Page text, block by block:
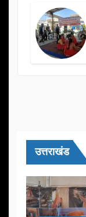
उत्तराखंड